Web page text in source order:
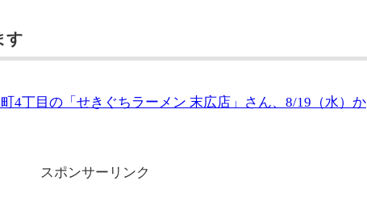
す
町4丁目の「せきぐちラーメン 末広店」さん、8/19（水）か
スポンサーリンク